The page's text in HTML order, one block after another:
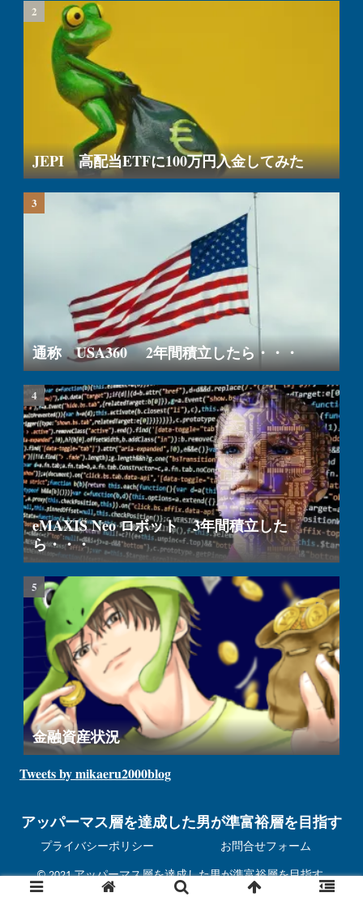
JEPI 高配当ETFに100万円入金してみた
通称 USA360 2年間積立したら・・・
eMAXIS Neo ロボット 3年間積立した
ら・・・
金融資産状況
Tweets by mikaeru2000blog
アッパーマス層を達成した男が準富裕層を目指す
プライバシーポリシー お問合せフォーム
© 2021 アッパーマス層を達成した男が準富裕層を目指す.